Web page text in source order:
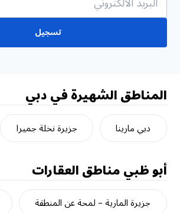
تسجيل
المناطق الشهيرة في دبي
دبي مارينا جزيرة نخلة جميرا
أبو ظبيمناطق العقارات
جزيرة المارية – لمحة عن المنطقة